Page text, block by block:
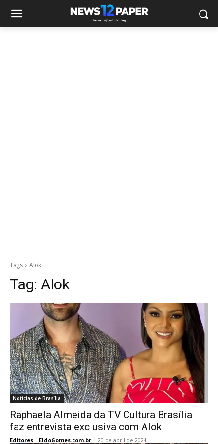
Tags Alok
Tag: Alok
Notícias de Brasília
Raphaela Almeida da TV Cultura Brasília
faz entrevista exclusiva com Alok
Editores | EldoGomes.com.br - 20 de abril de 2024